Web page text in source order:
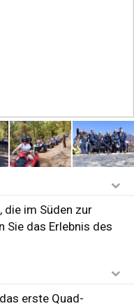
die im Süden zur
Sie das Erlebnis des
erste Quad-